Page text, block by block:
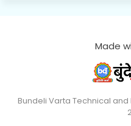
Made
Bundeli Varta Technical